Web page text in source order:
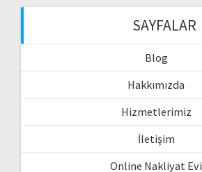
SAYFALAR
Blog
Hakkımızda
Hizmetlerimiz
İletişim
Online Nakliyat Evi